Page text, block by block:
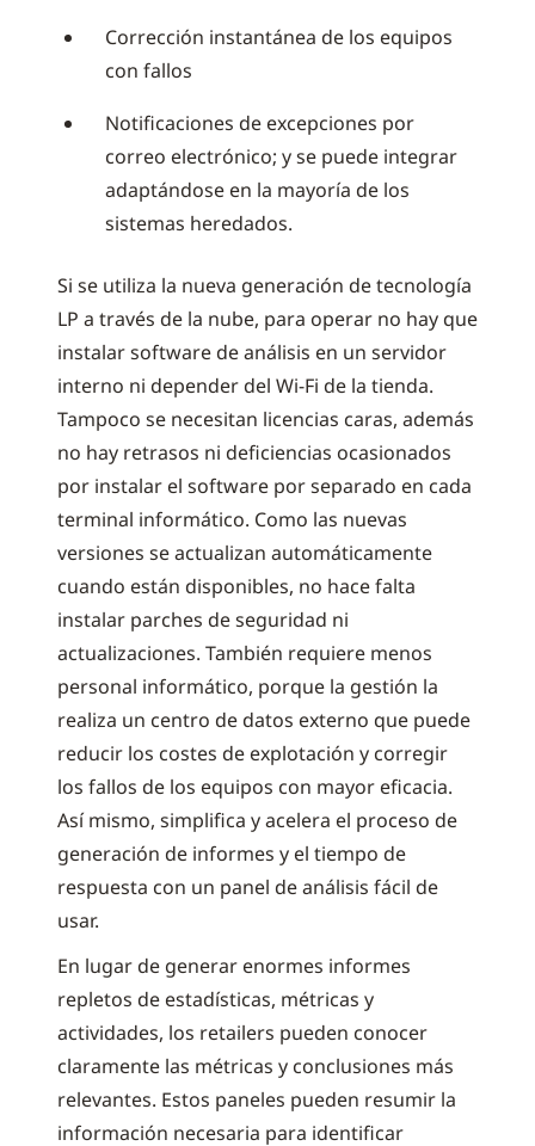
Corrección instantánea de los equipos
con fallos
Notificaciones de excepciones por
correo electrónico; y se puede integrar
adaptándose en la mayoría de los
sistemas heredados.
Si se utiliza la nueva generación de tecnología
LP a través de la nube, para operar no hay que
instalar software de análisis en un servidor
interno ni depender del Wi-Fi de la tienda.
Tampoco se necesitan licencias caras, además
no hay retrasos ni deficiencias ocasionados
por instalar el software por separado en cada
terminal informático. Como las nuevas
versiones se actualizan automáticamente
cuando están disponibles, no hace falta
instalar parches de seguridad ni
actualizaciones. También requiere menos
personal informático, porque la gestión la
realiza un centro de datos externo que puede
reducir los costes de explotación y corregir
los fallos de los equipos con mayor eficacia.
Así mismo, simplifica y acelera el proceso de
generación de informes y el tiempo de
respuesta con un panel de análisis fácil de
usar.
En lugar de generar enormes informes
repletos de estadísticas, métricas y
actividades, los retailers pueden conocer
claramente las métricas y conclusiones más
relevantes. Estos paneles pueden resumir la
información necesaria para identificar